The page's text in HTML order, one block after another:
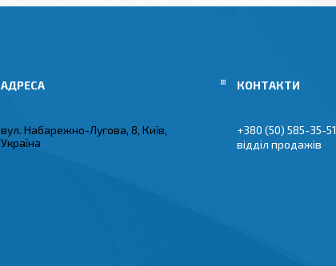
вул. Набарежно-Лугова, 8, Київ,
Україна
+380 (50) 585-35-51
відділ продажів